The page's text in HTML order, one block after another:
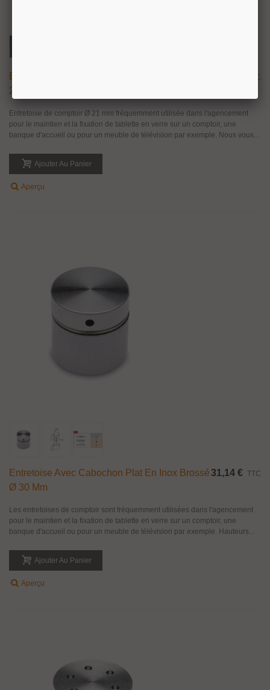
Entretoise De Comptoir En Inox Brossé Ø
21/25 Mm
TTC
Entretoise de comptoir Ø 21 mm fréquemment utilisée dans l'agencement
pour le maintien et la fixation de tablette en verre sur un comptoir, une
banque d'accueil ou pour un meuble de télévision par exemple. Nous vous...
Ajouter Au Panier
Aperçu
Entretoise Avec Cabochon Plat En Inox Brossé
Ø 30 Mm
31,14 € TTC
Les entretoises de comptoir sont fréquemment utilisées dans l'agencement
pour le maintien et la fixation de tablette en verre sur un comptoir, une
banque d'accueil ou pour un meuble de télévision par exemple. Hauteurs...
Ajouter Au Panier
Aperçu